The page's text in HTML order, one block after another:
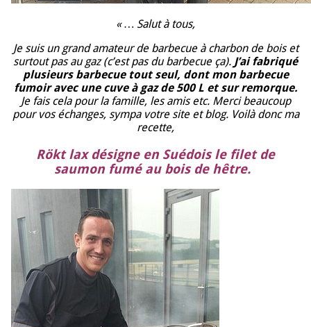
« … Salut à tous,
Je suis un grand amateur de barbecue à charbon de bois et
surtout pas au gaz (c’est pas du barbecue ça). J’ai fabriqué
plusieurs barbecue tout seul, dont mon barbecue
fumoir avec une cuve à gaz de 500 L et sur remorque.
Je fais cela pour la famille, les amis etc. Merci beaucoup
pour vos échanges, sympa votre site et blog. Voilà donc ma
recette,
Rökt laxdésigne en Suédois le filet de
saumon fumé au bois de hêtre.